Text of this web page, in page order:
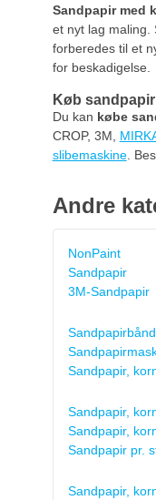
Sandpapir med
et nyt lag maling.
forberedes til et
for beskadigelse.
Køb
Du kan købe
CROP, 3M,
slibemaskine.
Andre
NonPaint
Sandpapir
3M-Sandpapir
Sandpapirbånd
Sandpapir,
Sandpapir,
Sandpapir,
Sandpapir pr.
Sandpapir,